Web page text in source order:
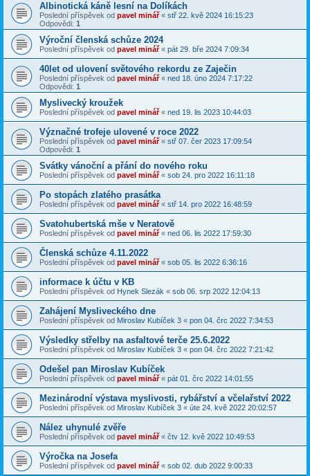
Albinotická káně lesní na Dolíkách
Poslední příspěvek od pavel minář« stř 22. kvě 2024 16:15:23
Odpovědi: 1
Výroční členská schůze 2024
Poslední příspěvek od pavel minář« pát 29. bře 2024 7:09:34
40let od ulovení světového rekordu ze Zaječin
Poslední příspěvek od pavel minář« ned 18. úno 2024 7:17:22
Odpovědi: 1
Myslivecký kroužek
Poslední příspěvek od pavel minář« ned 19. lis 2023 10:44:03
Význačné trofeje ulovené v roce 2022
Poslední příspěvek od pavel minář« stř 07. čer 2023 17:09:54
Odpovědi: 1
Svátky vánoční a přání do nového roku
Poslední příspěvek od pavel minář« sob 24. pro 2022 16:11:18
Po stopách zlatého prasátka
Poslední příspěvek od pavel minář« stř 14. pro 2022 16:48:59
Svatohubertská mše v Neratově
Poslední příspěvek od pavel minář« ned 06. lis 2022 17:59:30
Členská schůze 4.11.2022
Poslední příspěvek od pavel minář« sob 05. lis 2022 6:36:16
informace k účtu v KB
Poslední příspěvek od Hynek Slezák « sob 06. srp 2022 12:04:13
Zahájení Mysliveckého dne
Poslední příspěvek od Miroslav Kubíček 3 « pon 04. črc 2022 7:34:53
Výsledky střelby na asfaltové terče 25.6.2022
Poslední příspěvek od Miroslav Kubíček 3 « pon 04. črc 2022 7:21:42
Odešel pan Miroslav Kubíček
Poslední příspěvek od pavel minář« pát 01. črc 2022 14:01:55
Mezinárodní výstava myslivosti, rybářství a včelařství 2022
Poslední příspěvek od Miroslav Kubíček 3 « úte 24. kvě 2022 20:02:57
Nález uhynulé zvěře
Poslední příspěvek od pavel minář« čtv 12. kvě 2022 10:49:53
Výročka na Josefa
Poslední příspěvek od pavel minář« sob 02. dub 2022 9:00:33